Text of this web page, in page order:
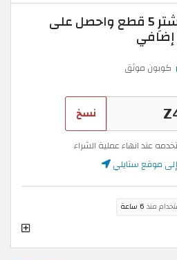
كود خصم ستايلي: اشترِ 5 قطع واحصل على
كوبون موثق
نسخ
عند انهاء عملية الشراء
إلى موقع ستايلي
منذ 6 ساعة